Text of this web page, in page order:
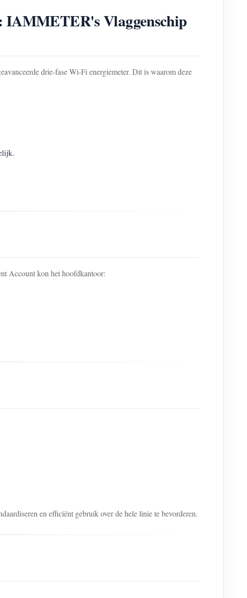
Vlaggenschip
drie-fase Wi-Fi energiemeter. Dit is waarom deze
Account kon het hoofdkantoor:
en efficiënt gebruik over de hele linie te bevorderen.